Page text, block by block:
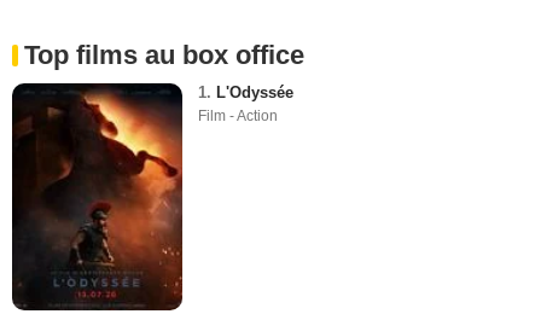
Top films au box office
1. L'Odyssée
Film - Action